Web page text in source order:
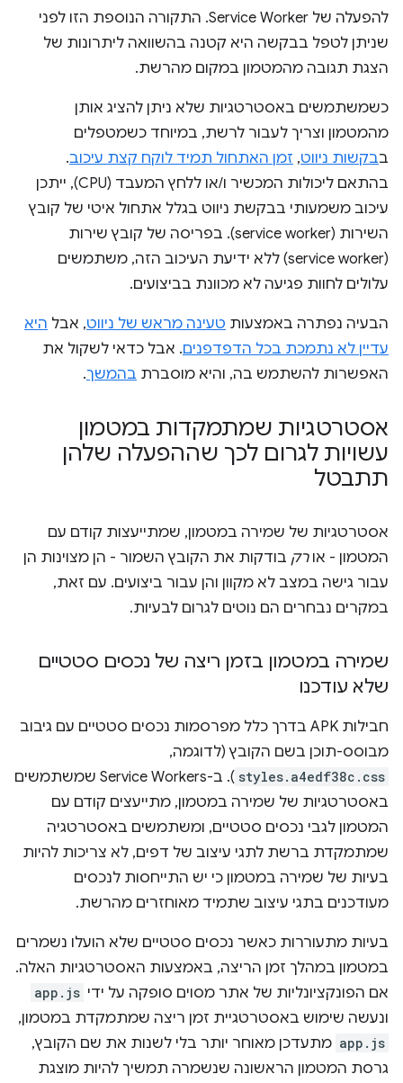
להפעלה של Service Worker. התקורה הנוספת הזו לפני
שניתן לטפל בבקשה היא קטנה בהשוואה ליתרונות של
הצגת תגובה מהמטמון במקום מהרשת.
כשמשתמשים באסטרטגיות שלא ניתן להציג אותן
מהמטמון וצריך לעבור לרשת, במיוחד כשמטפלים
בבקשות ניווט, זמן האתחול תמיד לוקח קצת עיכוב.
בהתאם ליכולות המכשיר ו/או ללחץ המעבד (CPU), ייתכן
עיכוב משמעותי בבקשת ניווט בגלל אתחול איטי של קובץ
השירות (service worker). בפריסה של קובץ שירות
(service worker) ללא ידיעת העיכוב הזה, משתמשים
עלולים לחוות פגיעה לא מכוונת בביצועים.
הבעיה נפתרה באמצעות טעינה מראש של ניווט, אבל היא
עדיין לא נתמכת בכל הדפדפנים. אבל כדאי לשקול את
האפשרות להשתמש בה, והיא מוסברת בהמשך.
אסטרטגיות שמתמקדות במטמון
עשויות לגרום לכך שההפעלה שלהן
תתבטל
אסטרטגיות של שמירה במטמון, שמתייעצות קודם עם
המטמון - אורק בודקות את הקובץ השמור - הן מצוינות הן
עבור גישה במצב לא מקוון והן עבור ביצועים. עם זאת,
במקרים נבחרים הם נוטים לגרום לבעיות.
שמירה במטמון בזמן ריצה של נכסים סטטיים
שלא עודכנו
חבילות APK בדרך כלל מפרסמות נכסים סטטיים עם גיבוב
מבוסס-תוכן בשם הקובץ (לדוגמה,
styles.a4edf38c.css
). ב-Service Workers שמשתמשים
באסטרטגיות של שמירה במטמון, מתייעצים קודם עם
המטמון לגבי נכסים סטטיים, ומשתמשים באסטרטגיה
שמתמקדת ברשת לתגי עיצוב של דפים, לא צריכות להיות
בעיות של שמירה במטמון כי יש התייחסות לנכסים
מעודכנים בתגי עיצוב שתמיד מאוחזרים מהרשת.
בעיות מתעוררות כאשר נכסים סטטיים שלא הועלו נשמרים
במטמון במהלך זמן הריצה, באמצעות האסטרטגיות האלה.
אם הפונקציונליות של אתר מסוים סופקה על ידי app.js
ונעשה שימוש באסטרטגיית זמן ריצה שמתמקדת במטמון,
app.js מתעדכן מאוחר יותר בלי לשנות את שם הקובץ,
גרסת המטמון הראשונה שנשמרה תמשיך להיות מוצגת